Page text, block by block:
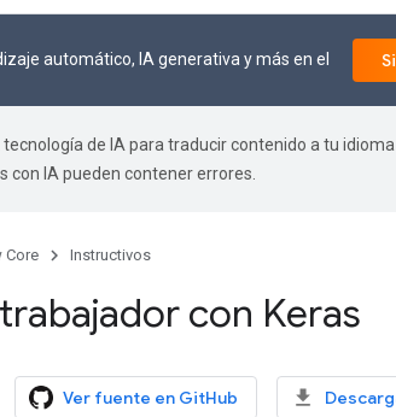
automático, IA generativa y más en el
de IA para traducir contenido a tu idioma
IA pueden contener errores.
Core Instructivos
con Keras
Ver fuente en GitHub